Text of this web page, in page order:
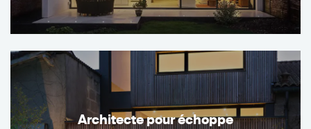
Architecte pour échoppe